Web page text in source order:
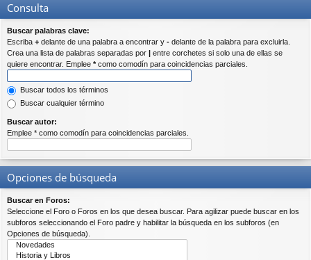
Consulta
Buscar palabras clave:
Escriba + delante de una palabra a encontrar y - delante de la palabra para excluirla.
Crea una lista de palabras separadas por
entre corchetes si solo una de ellas se
quiere encontrar. Emplee *como comodín para coincidencias parciales.
Buscar todos los términos
Buscar cualquier término
Buscar autor:
Emplee * como comodín para coincidencias parciales.
Opciones de búsqueda
Buscar en Foros:
Seleccione el Foro o Foros en los que desea buscar. Para agilizar puede buscar en los
subforos seleccionando el Foro padre y habilitar la búsqueda en los subforos (en
Opciones de búsqueda).